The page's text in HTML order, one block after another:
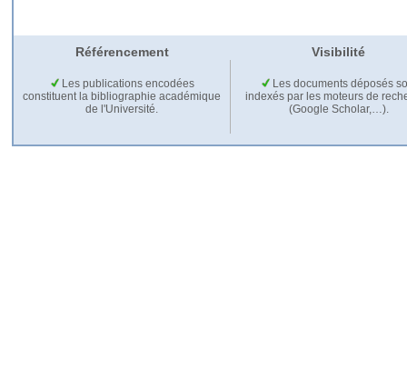
Référencement Visibilité
Les publications encodées
constituent la bibliographie académique
de l'Université.
Les documents déposés
indexés par les moteurs de
(Google Scholar,…).